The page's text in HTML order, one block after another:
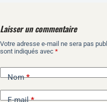
Laisser un commentaire
Votre adresse e-mail ne sera pas
sont indiqués avec *
Nom*
E-mail*
A
l
n